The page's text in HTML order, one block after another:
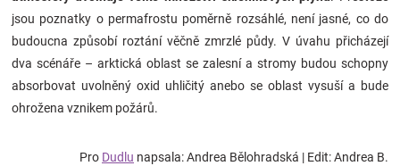
jsou poznatky o permafrostu poměrně rozsáhlé, není jasné, co do
budoucna způsobí roztání věčně zmrzlé půdy. V úvahu přicházejí
dva scénáře – arktická oblast se zalesní a stromy budou schopny
absorbovat uvolněný oxid uhličitý anebo se oblast vysuší a bude
ohrožena vznikem požárů.
Pro Dudlu napsala: Andrea Bělohradská | Edit: Andrea B.